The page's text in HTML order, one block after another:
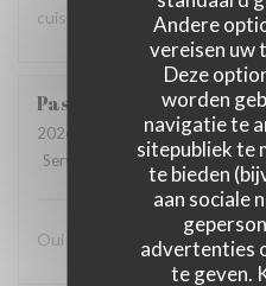
Andere
vereisen uw
Deze
worden
navigatie te
sitepubliek te
te bieden
aan sociale
advertenties
te geven.
cuisine, rapport qualité prix
Pascal
2026-07-13
- 20:00 - Gasten 2
Service
Atmosfeer:5/5
Oui sans hesitation